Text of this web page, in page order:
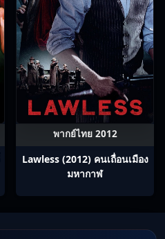
พากย์ไทย 2012
Lawless (2012) คนเถื่อนเมือง
มหากาฬ